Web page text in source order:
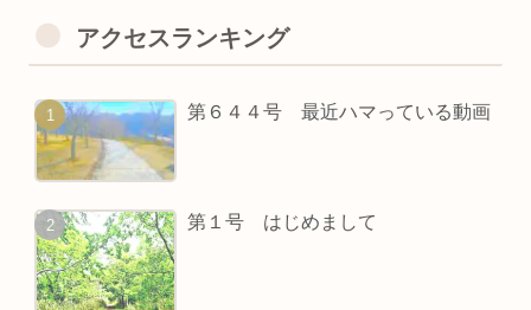
アクセスランキング
第６４４号 最近ハマっている動画
第１号 はじめまして